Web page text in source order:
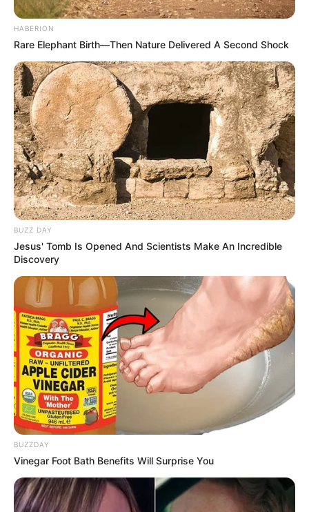
HABERION
Rare Elephant Birth—Then Nature Delivered A Second Shock
BUZZ DAY
Jesus' Tomb Is Opened And Scientists Make An Incredible
Discovery
BUZZDAY
Vinegar Foot Bath Benefits Will Surprise You